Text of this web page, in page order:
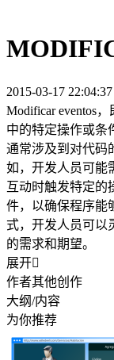
2015-03-17 22:04:37
Modificar eventos
中的特定操作或条
通常涉及到对代码
如，开发人员可能
互动时触发特定的
件，以确保程序能
式，开发人员可以
的需求和期望。
展开
作者其他创作
大纲/内容
为你推荐